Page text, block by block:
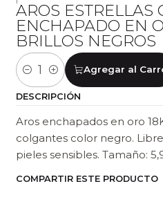
AROS ESTRELLAS
ENCHAPADO EN
BRILLOS NEGROS
Cantidad
Agregar al
DESCRIPCIÓN
Aros enchapados en oro
colgantes color negro.
pieles sensibles. Tamaño:
COMPARTIR ESTE PRODUCTO